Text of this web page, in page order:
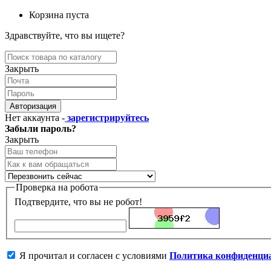
Корзина пуста
Здравствуйте, что вы ищете?
Закрыть
Авторизация
Нет аккаунта - зарегистрируйтесь
Забыли пароль?
Закрыть
Проверка на робота
Подтвердите, что вы не робот!
Я прочитал и согласен с условиями Политика